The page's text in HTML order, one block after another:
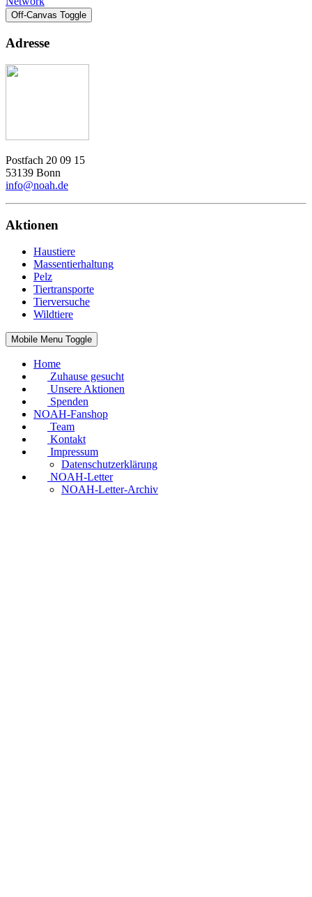
Off-Canvas Toggle
Adresse
Postfach 20 09 15
53139 Bonn
info@noah.de
Aktionen
Haustiere
Massentierhaltung
Pelz
Tiertransporte
Tierversuche
Wildtiere
Mobile Menu Toggle
Home
Zuhause gesucht
Unsere Aktionen
Spenden
NOAH-Fanshop
Team
Kontakt
Impressum
Datenschutzerklärung
NOAH-Letter
NOAH-Letter-Archiv